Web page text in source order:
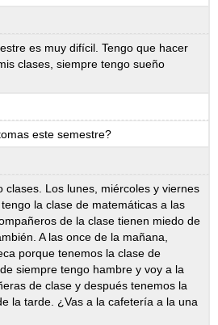
es muy difícil. Tengo que hacer
clases, siempre tengo sueño
este semestre?
clases. Los lunes, miércoles y viernes
la clase de matemáticas a las
de la clase tienen miedo de
A las once de la mañana,
porque tenemos la clase de
siempre tengo hambre y voy a la
de clase y después tenemos la
la tarde. ¿Vas a la cafetería a la una